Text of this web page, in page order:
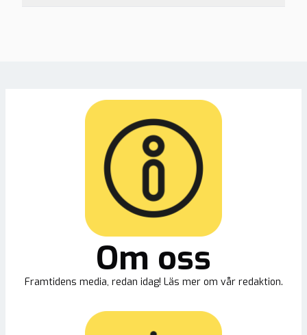
Om oss
Framtidens media, redan idag! Läs mer om vår redaktion.